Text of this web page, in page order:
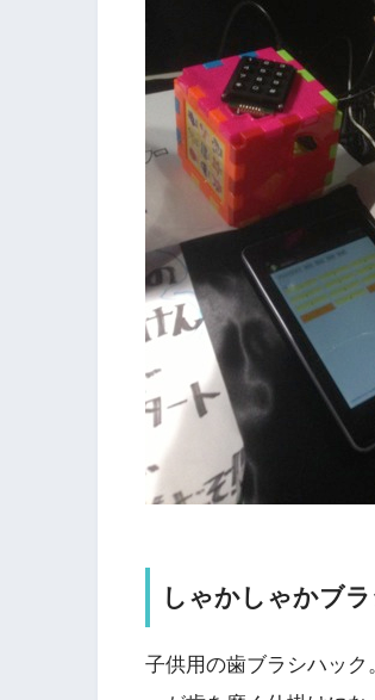
しゃかしゃかブ
子供用の歯ブラシハッ